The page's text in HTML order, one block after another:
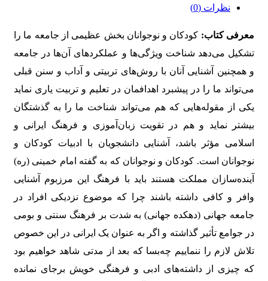
نظرات (0)
معرفی کتاب: کودکان و نوجوانان بخش عظیمی از جامعه ما را
تشکیل می‌دهد شناخت ویژگی‌ها و عملکردهای آن‌ها در جامعه
و همچنین آشنایی آنان با روش‌های تربیتی و آداب و سنن قبلی
می‌تواند ما را در پیشبرد اهدافمان در تعلیم و تربیت یاری نماید
یکی از مقوله‌هایی که هم می‌تواند شناخت ما را به گذشتگان
بیشتر نماید و هم در تقویت زبان‌آموزی و فرهنگ ایرانی و
اسلامی مؤثر باشد، آشنایی دانشجویان با ادبیات کودکان و
نوجوانان است. کودکان و نوجوانان که به گفته امام خمینی (ره)
آینده‌سازان مملکت هستند باید با فرهنگ این مرزبوم آشنایی
وافر و کافی داشته باشند چرا که موضوع نزدیکی افراد در
جامعه جهانی (دهکده جهانی) به شدت بر فرهنگ سنتی و بومی
در جوامع تأثیر گذاشته و اگر به عنوان یک ایرانی در این خصوص
تلاش لازم را ننماییم چه‌بسا که بعد از مدتی شاهد خواهیم بود
که چیزی از داشته‌های ادبی و فرهنگی خویش برجای نمانده